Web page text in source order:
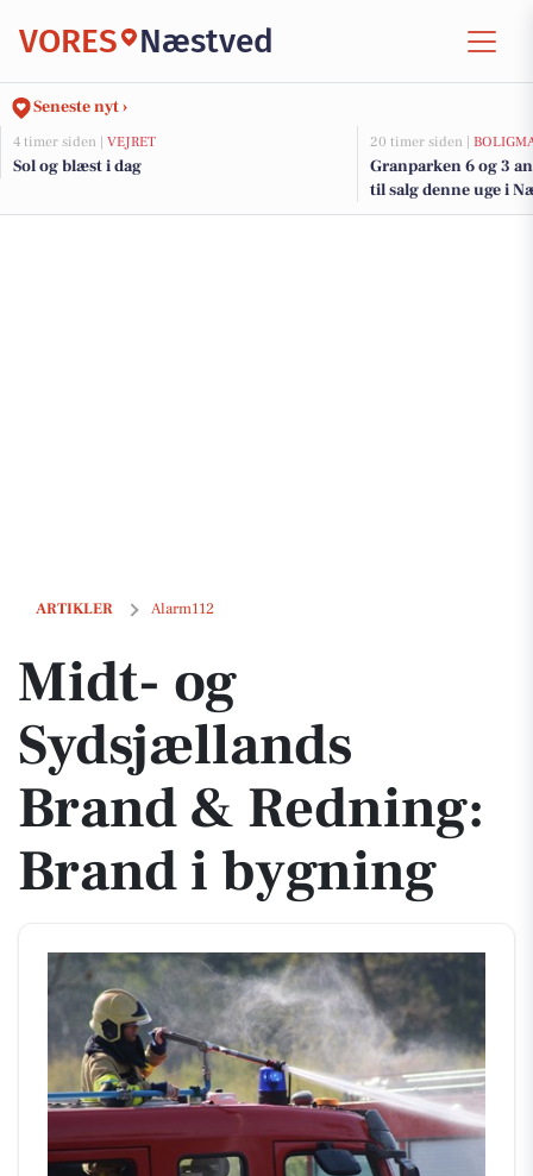
VORES Næstved
Seneste nyt ›
4 timer siden | VEJRET
Sol og blæst i dag
20 timer siden |
Granparken 6 og 3
til salg denne uge i
her.
ARTIKLER Alarm112
Midt- og Sydsjællands Brand & Redning: Brand i bygning
Midt- og
Sydsjællands
Brand & Redning:
Brand i bygning